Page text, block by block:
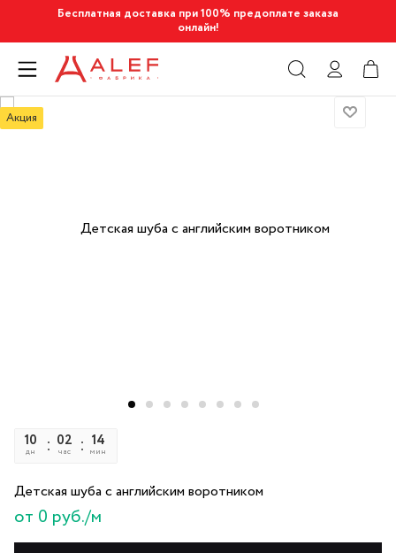
Бесплатная доставка при 100% предоплате заказа
онлайн!
Акция
10
дн
02
час
14
мин
Детская шуба с английским воротником
от 0 руб./м